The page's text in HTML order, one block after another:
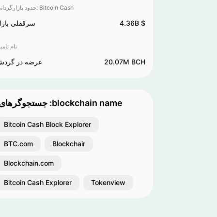
حدود بازارگردانی‌: Bitcoin Cash
سرقفلی 4.36B $
نام
عرضه در 20.07M BCH
:جستجوگرهای :blockchain name
Bitcoin Cash Block Explorer
BTC.com Blockchair
Blockchain.com
Bitcoin Cash Explorer Tokenview